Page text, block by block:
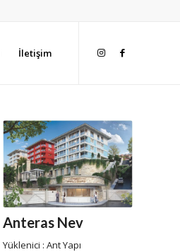
İletişim
Anteras Nev
Yüklenici : Ant Yapı